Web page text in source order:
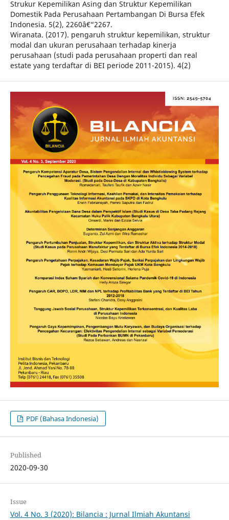
Strukur Kepemilikan Asing dan Struktur Kepemilikan
Domestik Pada Perusahaan Pertambangan Di Bursa Efek
Indonesia. 5(2), 2260â€“2267.
Wiranata. (2017). pengaruh struktur kepemilikan, struktur
modal dan ukuran perusahaan terhadap kinerja
perusahaan (studi pada perusahaan properti dan real
estate yang terdaftar di BEI periode 2011-2015). 4(2)
PDF (Bahasa Indonesia)
Published
2020-09-30
Issue
Vol. 4 No. 3 (2020): Bilancia : Jurnal Ilmiah Akuntansi